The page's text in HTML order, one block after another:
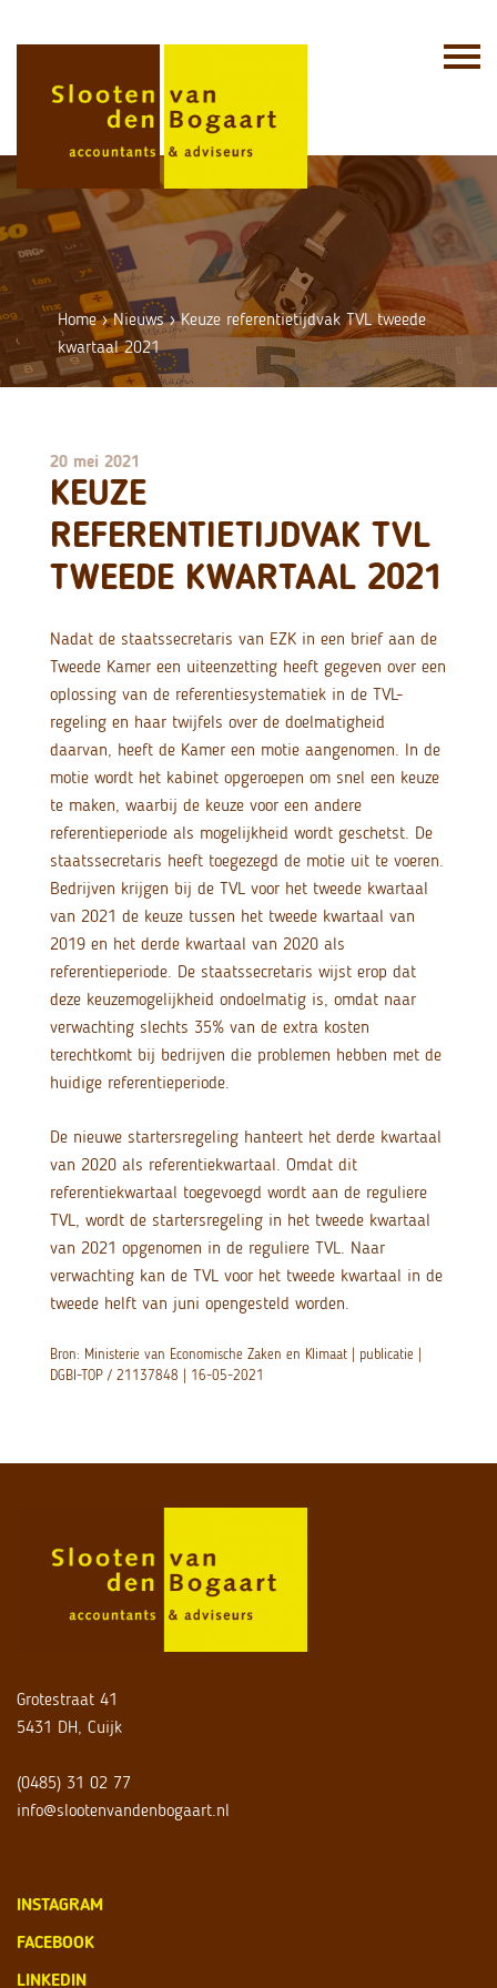
Home›Nieuws›Keuze referentietijdvak TVL tweede
kwartaal 2021
20 mei 2021
KEUZE
REFERENTIETIJDVAK TVL
TWEEDE KWARTAAL 2021
Nadat de staatssecretaris van EZK in een brief aan de
Tweede Kamer een uiteenzetting heeft gegeven over een
oplossing van de referentiesystematiek in de TVL-
regeling en haar twijfels over de doelmatigheid
daarvan, heeft de Kamer een motie aangenomen. In de
motie wordt het kabinet opgeroepen om snel een keuze
te maken, waarbij de keuze voor een andere
referentieperiode als mogelijkheid wordt geschetst. De
staatssecretaris heeft toegezegd de motie uit te voeren.
Bedrijven krijgen bij de TVL voor het tweede kwartaal
van 2021 de keuze tussen het tweede kwartaal van
2019 en het derde kwartaal van 2020 als
referentieperiode. De staatssecretaris wijst erop dat
deze keuzemogelijkheid ondoelmatig is, omdat naar
verwachting slechts 35% van de extra kosten
terechtkomt bij bedrijven die problemen hebben met de
huidige referentieperiode.
De nieuwe startersregeling hanteert het derde kwartaal
van 2020 als referentiekwartaal. Omdat dit
referentiekwartaal toegevoegd wordt aan de reguliere
TVL, wordt de startersregeling in het tweede kwartaal
van 2021 opgenomen in de reguliere TVL. Naar
verwachting kan de TVL voor het tweede kwartaal in de
tweede helft van juni opengesteld worden.
Bron: Ministerie van Economische Zaken en Klimaat | publicatie |
DGBI-TOP / 21137848 | 16-05-2021
Grotestraat 41
5431 DH, Cuijk
(0485) 31 02 77
info@slootenvandenbogaart.nl
INSTAGRAM
FACEBOOK
LINKEDIN